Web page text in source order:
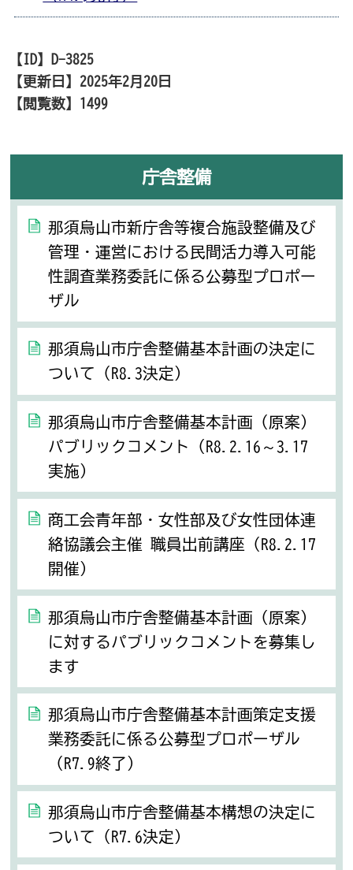
【ID】
D-3825
【更新日】 2025年2月20日
【閲覧数】 1499
庁舎整備
那須烏山市新庁舎等複合施設整備及び
管理・運営における民間活力導入可能
性調査業務委託に係る公募型プロポー
ザル
那須烏山市庁舎整備基本計画の決定に
ついて（R8.3決定）
那須烏山市庁舎整備基本計画（原案）
パブリックコメント（R8.2.16～3.17
実施）
商工会青年部・女性部及び女性団体連
絡協議会主催 職員出前講座（R8.2.17
開催）
那須烏山市庁舎整備基本計画（原案）
に対するパブリックコメントを募集し
ます
那須烏山市庁舎整備基本計画策定支援
業務委託に係る公募型プロポーザル
（R7.9終了）
那須烏山市庁舎整備基本構想の決定に
ついて（R7.6決定）